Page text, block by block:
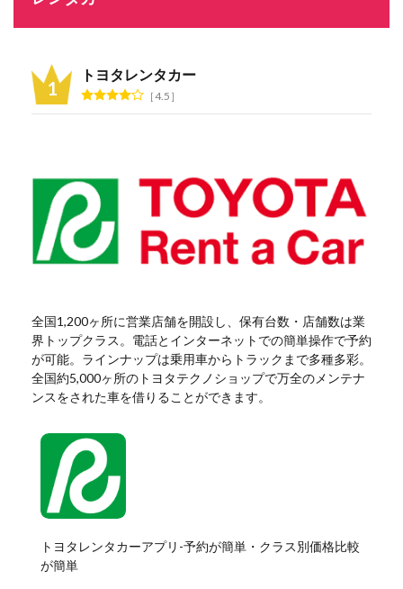
トヨタレンタカー
4.5
全国1,200ヶ所に営業店舗を開設し、保有台数・店舗数は業
界トップクラス。電話とインターネットでの簡単操作で予約
が可能。ラインナップは乗用車からトラックまで多種多彩。
全国約5,000ヶ所のトヨタテクノショップで万全のメンテナ
ンスをされた車を借りることができます。
トヨタレンタカーアプリ-予約が簡単・クラス別価格比較
が簡単